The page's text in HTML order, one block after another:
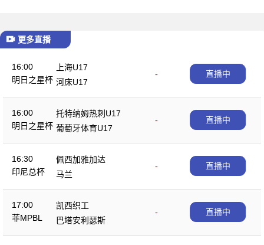
更多直播
16:00
明日之星杯
上海U17
-
河床U17
直播中
16:00
明日之星杯
托特纳姆热刺U17
-
葡萄牙体育U17
直播中
16:30
印尼总杯
佩西加雅加达
-
马兰
直播中
17:00
菲MPBL
凯西织工
-
巴塔安利瑟斯
直播中